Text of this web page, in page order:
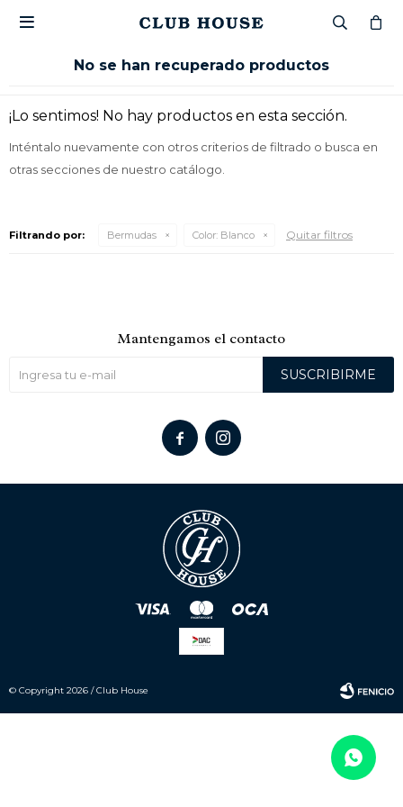

No se han recuperado productos
¡Lo sentimos! No hay productos en esta sección.
Inténtalo nuevamente con otros criterios de filtrado o busca en
otras secciones de nuestro catálogo.
Filtrando por: Bermudas Color: Blanco Quitar filtros
Mantengamos el contacto
SUSCRIBIRME
 
© Copyright 2026 / Club House